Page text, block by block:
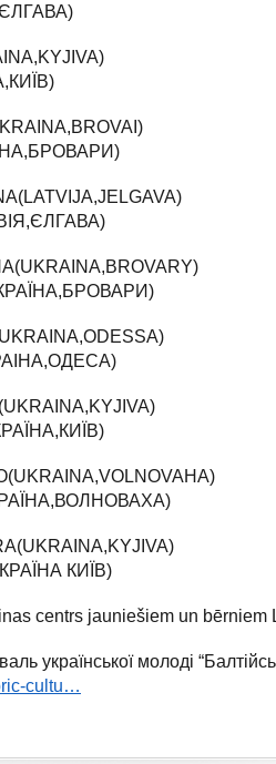
КИЇВ)
centrs jauniešiem un bērniem
української молоді
cultu…